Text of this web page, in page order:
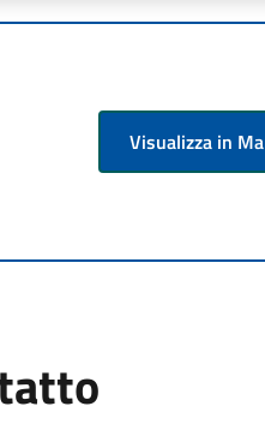
Visualizza in